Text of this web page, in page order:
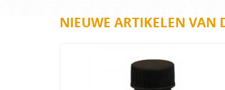
NIEUWE ARTIKELEN VAN